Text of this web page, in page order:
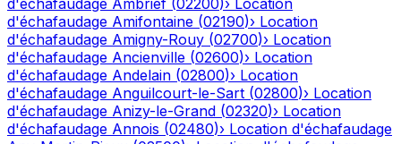
d'échafaudage Ambrief (02200)› Location
d'échafaudage Amifontaine (02190)› Location
d'échafaudage Amigny-Rouy (02700)› Location
d'échafaudage Ancienville (02600)› Location
d'échafaudage Andelain (02800)› Location
d'échafaudage Anguilcourt-le-Sart (02800)› Location
d'échafaudage Anizy-le-Grand (02320)› Location
d'échafaudage Annois (02480)› Location d'échafaudage